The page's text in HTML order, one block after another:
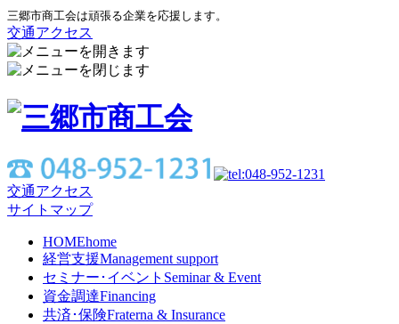
三郷市商工会は頑張る企業を応援します。
交通アクセス
交通アクセス
サイトマップ
HOMEhome
経営支援Management support
セミナー･イベント Seminar & Event
資金調達Financing
共済･保険Fraterna & Insurance